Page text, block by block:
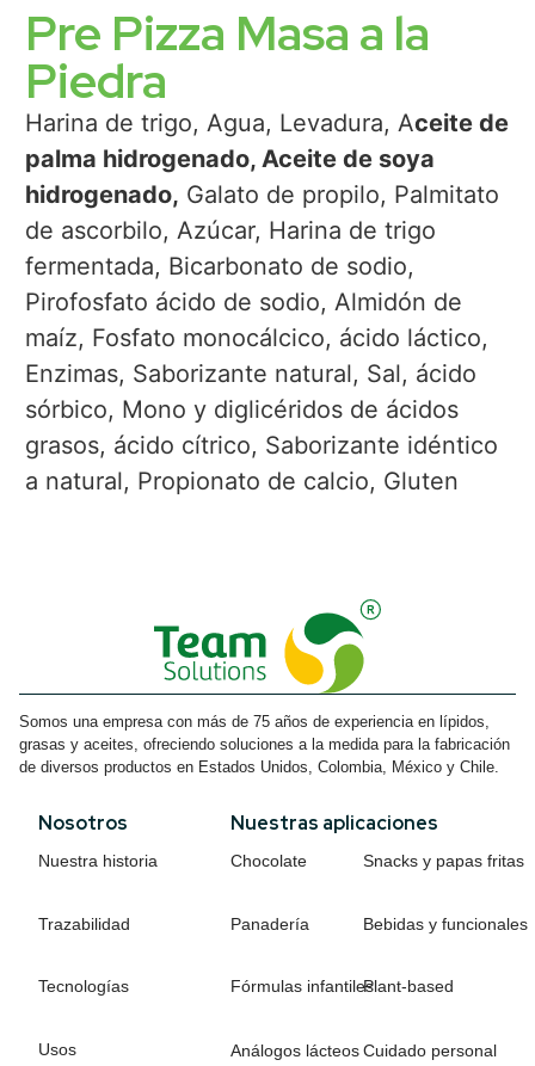
Pre Pizza Masa a la
Piedra
Harina de trigo, Agua, Levadura, Aceite de
palma hidrogenado, Aceite de soya
hidrogenado, Galato de propilo, Palmitato
de ascorbilo, Azúcar, Harina de trigo
fermentada, Bicarbonato de sodio,
Pirofosfato ácido de sodio, Almidón de
maíz, Fosfato monocálcico, ácido láctico,
Enzimas, Saborizante natural, Sal, ácido
sórbico, Mono y diglicéridos de ácidos
grasos, ácido cítrico, Saborizante idéntico
a natural, Propionato de calcio, Gluten
Somos una empresa con más de 75 años de experiencia en lípidos,
grasas y aceites, ofreciendo soluciones a la medida para la fabricación
de diversos productos en Estados Unidos, Colombia, México y Chile.
Nosotros
Nuestra historia
Trazabilidad
Tecnologías
Usos
Nuestras aplicaciones
Chocolate
Panadería
Fórmulas infantiles
Análogos lácteos
Snacks y papas fritas
Bebidas y funcionales
Plant-based
Cuidado personal